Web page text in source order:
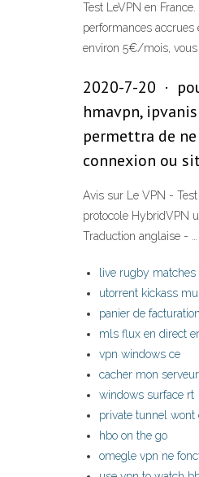
Test LeVPN en
performances
environ 5€/mois, vous
2020-7-20 ·
hmavpn,
permettra de
connexion ou
Avis sur Le VPN -
protocole HybridVPN
Traduction anglaise - …
live rugby
utorrent kickass
panier de
mls flux en direct
vpn windows ce
cacher mon
windows surface rt
private tunnel wont
hbo on the go
omegle vpn ne